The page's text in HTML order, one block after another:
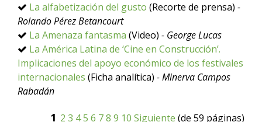
La alfabetización del gusto (Recorte de prensa) -
Rolando Pérez Betancourt
La Amenaza fantasma (Video) - George Lucas
La América Latina de ‘Cine en Construcción’.
Implicaciones del apoyo económico de los festivales
internacionales (Ficha analítica) - Minerva Campos
Rabadán
1 2 3 45 6 78 9 10 Siguiente (de 59 páginas)